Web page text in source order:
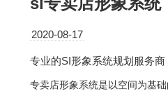
2020-08-17
专业的SI形象系统规划服务商
专卖店形象系统是以空间为基